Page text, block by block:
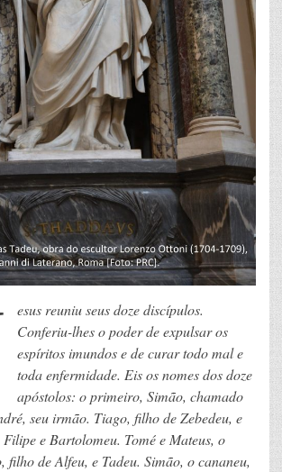
esus reuniu seus doze discípulos.
Conferiu-lhes o poder de expulsar os
espíritos imundos e de curar todo mal e
toda enfermidade. Eis os nomes dos doze
apóstolos: o primeiro, Simão, chamado
seu irmão. Tiago, filho de Zebedeu, e
e Bartolomeu. Tomé e Mateus, o
filho de Alfeu, e Tadeu. Simão, o cananeu,